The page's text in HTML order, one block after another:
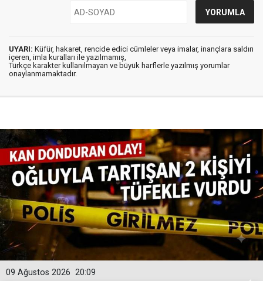
UYARI: Küfür, hakaret, rencide edici cümleler veya imalar, inançlara saldırı
içeren, imla kuralları ile yazılmamış,
Türkçe karakter kullanılmayan ve büyük harflerle yazılmış yorumlar
onaylanmamaktadır.
20:09
09 Ağustos 2026